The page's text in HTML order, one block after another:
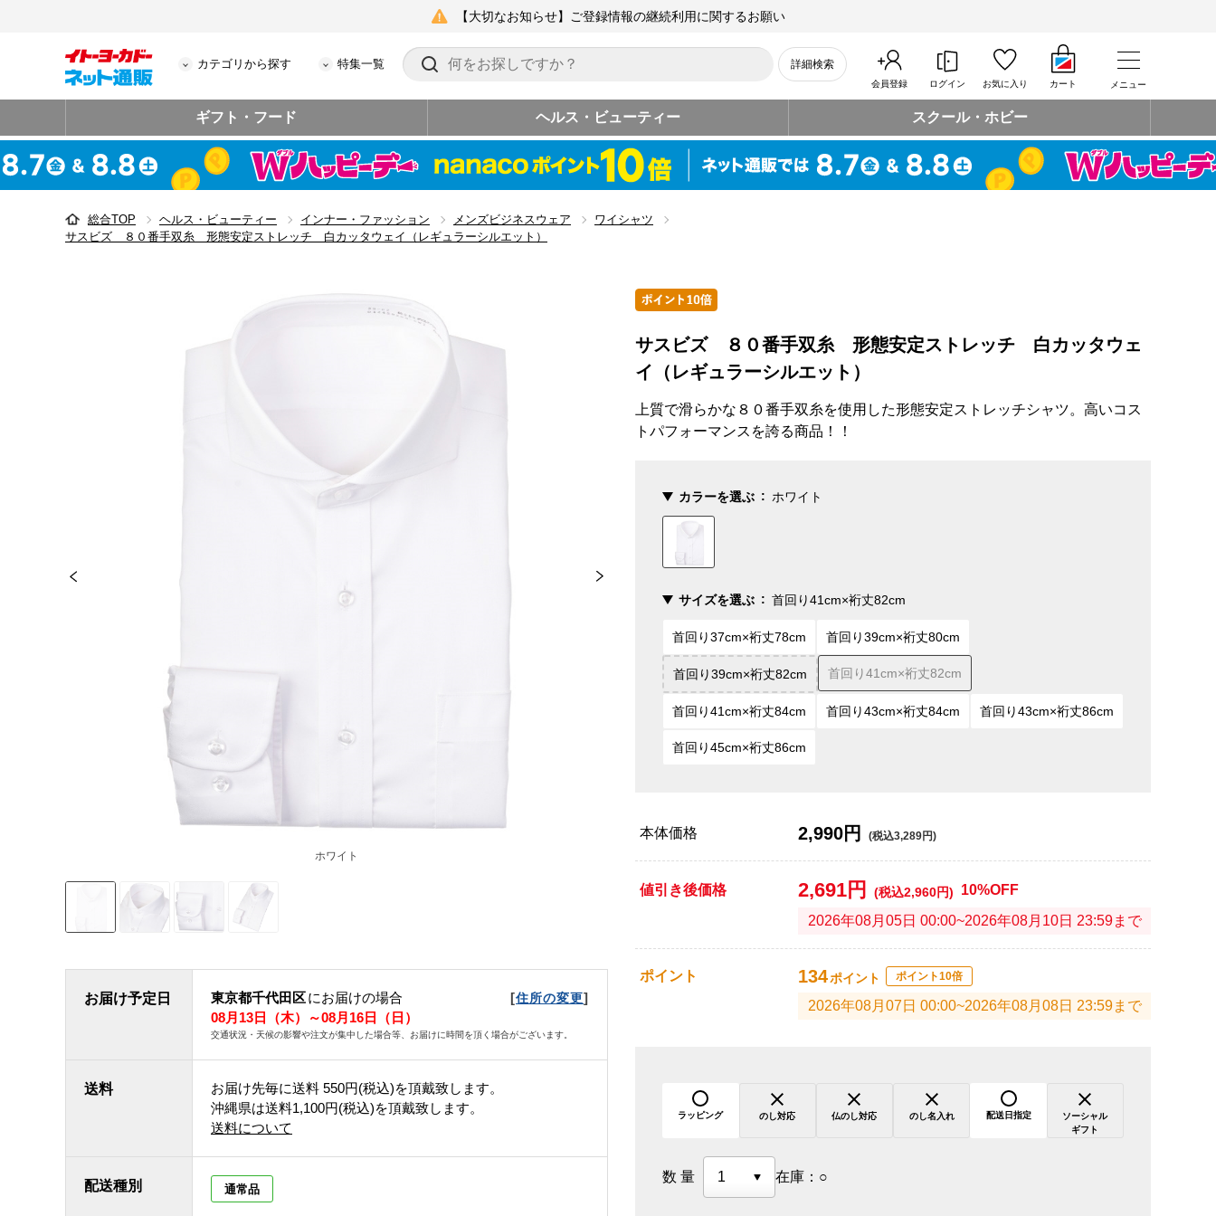
【大切なお知らせ】ご登録情報の継続利用に関するお願い
カテゴリから探す 特集一覧 詳細検索
会員登録 ログイン お気に入り カート メニュー
ギフト・フード ヘルス・ビューティー スクール・ホビー
総合TOP ヘルス・ビューティー インナー・ファッション メンズビジネスウェア
ワイシャツ
サスビズ ８０番手双糸 形態安定ストレッチ 白カッタウェイ（レギュラーシルエット）
ホワイト
お届け予定日 東京都千代田区にお届けの場合 [住所の変更]
08月13日（木）～08月16日（日）
交通状況・天候の影響や注文が集中した場合等、お届けに時間を頂く場合がございます。
送料 お届け先毎に送料 550円(税込)を頂戴致します。
沖縄県は送料1,100円(税込)を頂戴致します。
送料について
配送種別 通常品
サスビズ ８０番手双糸 形態安定ストレッチ 白カッタウェ
イ（レギュラーシルエット）
上質で滑らかな８０番手双糸を使用した形態安定ストレッチシャツ。高いコス
トパフォーマンスを誇る商品！！
カラーを選ぶ ホワイト
サイズを選ぶ 首回り41cm×裄丈82cm
首回り37cm×裄丈78cm 首回り39cm×裄丈80cm
首回り39cm×裄丈82cm 首回り41cm×裄丈82cm
首回り41cm×裄丈84cm 首回り43cm×裄丈84cm 首回り43cm×裄丈86cm
首回り45cm×裄丈86cm
本体価格 2,990円 (税込3,289円)
値引き後価格 2,691円 (税込2,960円) 10%OFF
2026年08月05日 00:00~2026年08月10日 23:59まで
ポイント 134ポイント ポイント10倍
2026年08月07日 00:00~2026年08月08日 23:59まで
ラッピング のし対応 仏のし対応 のし名入れ 配送日指定
ソーシャル
ギフト
数量 在庫： ○